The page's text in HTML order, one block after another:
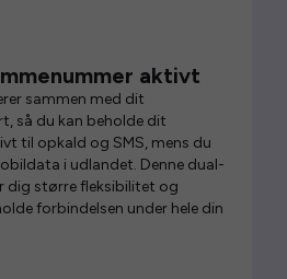
aktivt
sammen med dit
så du kan beholde dit
til opkald og SMS, mens du
i udlandet. Denne dual-
dig større fleksibilitet og
forbindelsen under hele din